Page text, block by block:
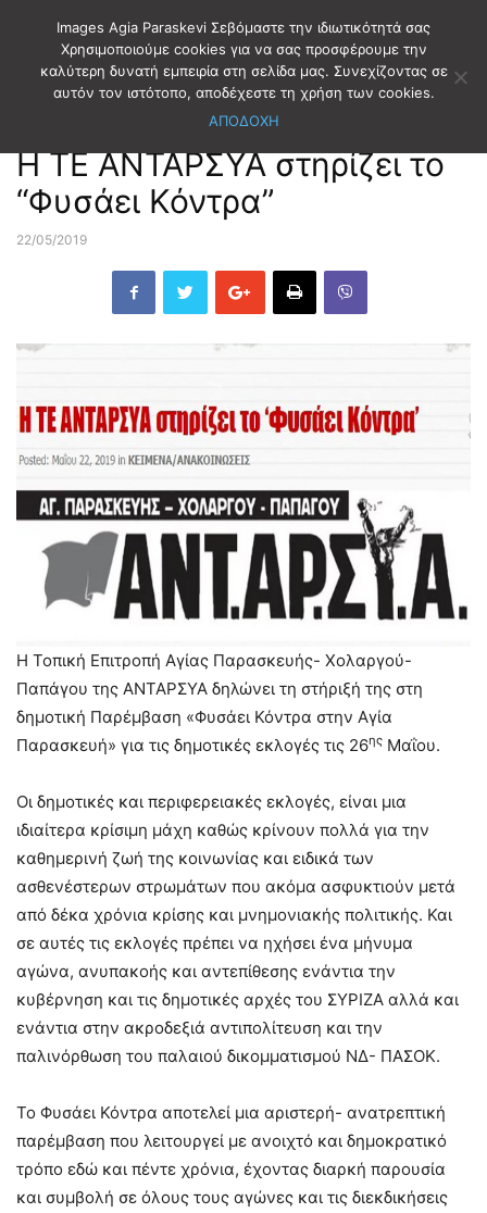
Αρχική ΕΚΛΟΓΕΣ ΔΗΜΟΤΙΚΕΣ ΕΚΛΟΓΕΣ
ΔΗΜΟΤΙΚΕΣ ΕΚΛΟΓΕΣ
Η ΤΕ ΑΝΤΑΡΣΥΑ στηρίζει το
“Φυσάει Κόντρα”
22/05/2019
Η Τοπική Επιτροπή Αγίας Παρασκευής- Χολαργού-
Παπάγου της ΑΝΤΑΡΣΥΑ δηλώνει τη στήριξή της στη
δημοτική Παρέμβαση «Φυσάει Κόντρα στην Αγία
Παρασκευή» για τις δημοτικές εκλογές τις 26ης Μαΐου.
Οι δημοτικές και περιφερειακές εκλογές, είναι μια
ιδιαίτερα κρίσιμη μάχη καθώς κρίνουν πολλά για την
καθημερινή ζωή της κοινωνίας και ειδικά των
ασθενέστερων στρωμάτων που ακόμα ασφυκτιούν μετά
από δέκα χρόνια κρίσης και μνημονιακής πολιτικής. Και
σε αυτές τις εκλογές πρέπει να ηχήσει ένα μήνυμα
αγώνα, ανυπακοής και αντεπίθεσης ενάντια την
κυβέρνηση και τις δημοτικές αρχές του ΣΥΡΙΖΑ αλλά και
ενάντια στην ακροδεξιά αντιπολίτευση και την
παλινόρθωση του παλαιού δικομματισμού ΝΔ- ΠΑΣΟΚ.
Το Φυσάει Κόντρα αποτελεί μια αριστερή- ανατρεπτική
παρέμβαση που λειτουργεί με ανοιχτό και δημοκρατικό
τρόπο εδώ και πέντε χρόνια, έχοντας διαρκή παρουσία
και συμβολή σε όλους τους αγώνες και τις διεκδικήσεις
Images Agia Paraskevi Σεβόμαστε την ιδιωτικότητά σας
Χρησιμοποιούμε cookies για να σας προσφέρουμε την
καλύτερη δυνατή εμπειρία στη σελίδα μας. Συνεχίζοντας σε
αυτόν τον ιστότοπο, αποδέχεστε τη χρήση των cookies.
ΑΠΟΔΟΧΗ